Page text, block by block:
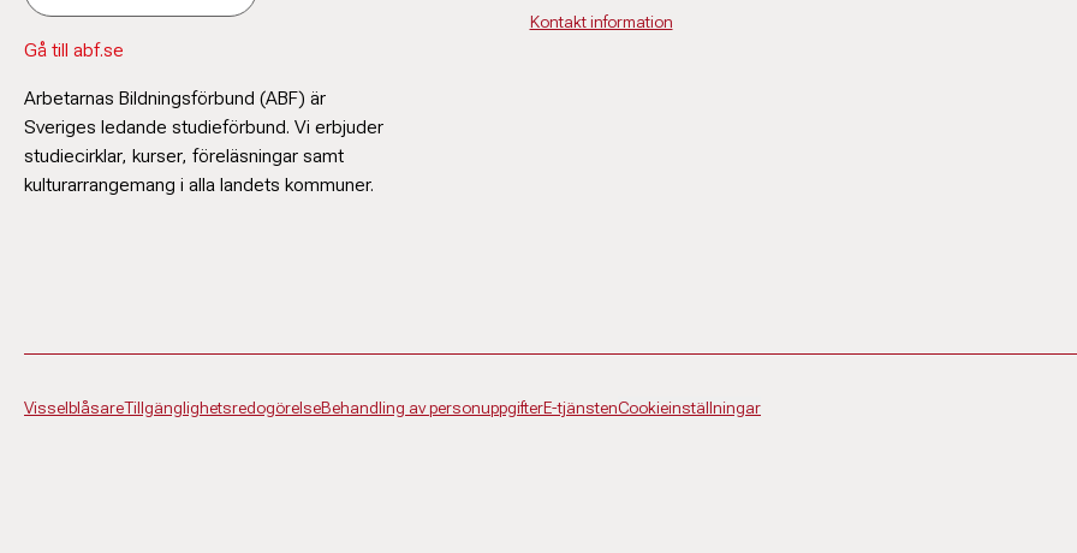
Gå till abf.se
Arbetarnas Bildningsförbund (ABF) är
Sveriges ledande studieförbund. Vi erbjuder
studiecirklar, kurser, föreläsningar samt
kulturarrangemang i alla landets kommuner.
Kontakt information
VisselblåsareTillgänglighetsredogörelseBehandling av personuppgifterE-tjänstenCookieinställningar